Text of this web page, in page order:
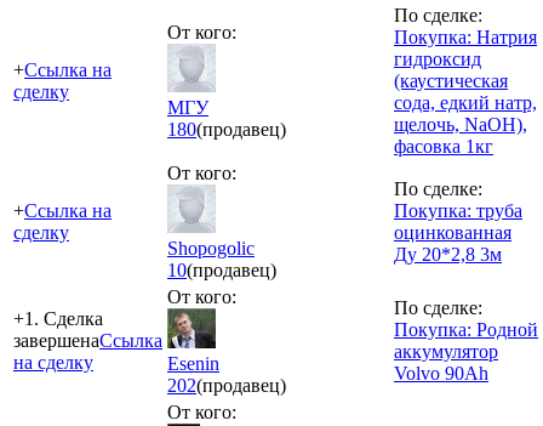
+Ссылка на
сделку
От кого:
МГУ
180(продавец)
По сделке:
Покупка: Натрия
гидроксид
(каустическая
сода, едкий натр,
щелочь, NaOH),
фасовка 1кг
+Ссылка на
сделку
От кого:
Shopogolic
10(продавец)
По сделке:
Покупка: труба
оцинкованная
Ду 20*2,8 3м
+1. Сделка
завершенаСсылка
на сделку
От кого:
Esenin
202(продавец)
По сделке:
Покупка: Родной
аккумулятор
Volvo 90Ah
От кого: